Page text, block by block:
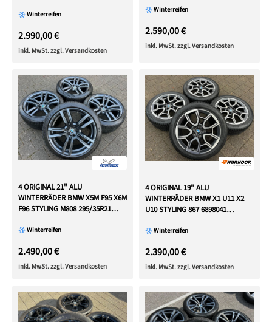
Winterreifen
2.990,00 €
inkl. MwSt. zzgl. Versandkosten
Winterreifen
2.590,00 €
inkl. MwSt. zzgl. Versandkosten
4 ORIGINAL 21" ALU
WINTERRÄDER BMW X5M F95 X6M
F96 STYLING M808 295/35R21
Winterreifen
2.490,00 €
inkl. MwSt. zzgl. Versandkosten
4 ORIGINAL 19" ALU
WINTERRÄDER BMW X1 U11 X2
U10 STYLING 867 6898041
Winterreifen
2.390,00 €
inkl. MwSt. zzgl. Versandkosten